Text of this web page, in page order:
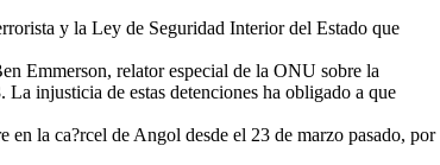
y la Ley de Seguridad Interior del Estado que
Emmerson, relator especial de la ONU sobre la
injusticia de estas detenciones ha obligado a que
la ca?rcel de Angol desde el 23 de marzo pasado, por